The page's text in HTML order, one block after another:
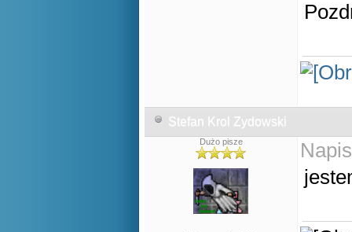
Stefan Krol Zydowski
Dużo pisze